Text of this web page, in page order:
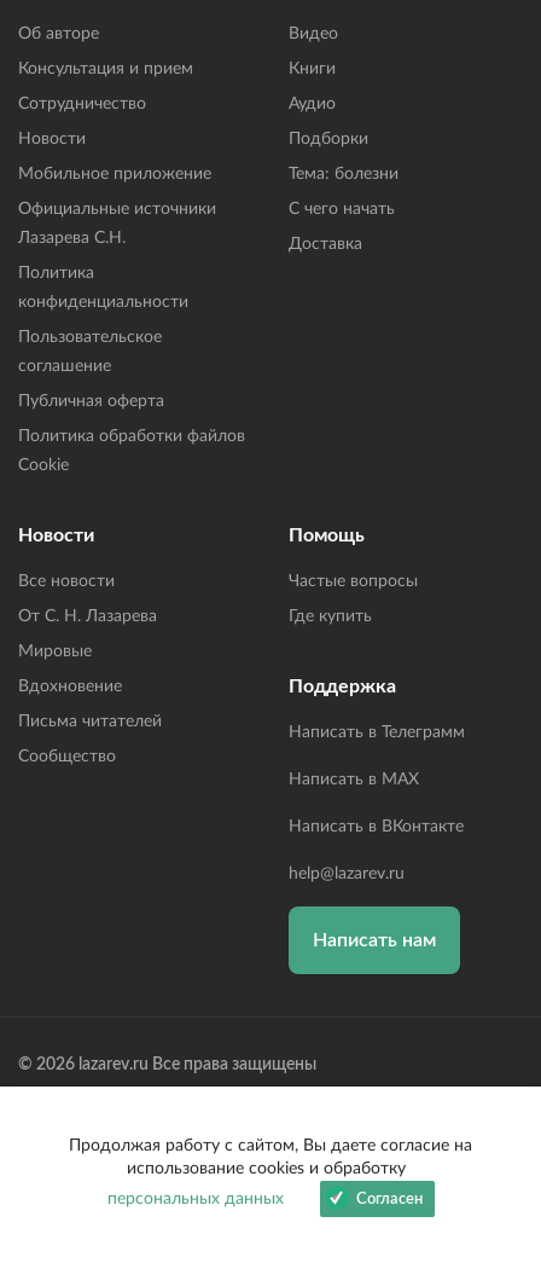
Об авторе
Консультация и прием
Сотрудничество
Новости
Мобильное приложение
Официальные источники
Лазарева С.Н.
Политика
конфиденциальности
Пользовательское
соглашение
Публичная оферта
Политика обработки файлов
Cookie
Видео
Книги
Аудио
Подборки
Тема: болезни
С чего начать
Доставка
Новости
Все новости
От С. Н. Лазарева
Мировые
Вдохновение
Письма читателей
Сообщество
Помощь
Частые вопросы
Где купить
Поддержка
Написать в Телеграмм
Написать в MAX
Написать в ВКонтакте
help@lazarev.ru
Написать нам
© 2026 lazarev.ru Все права защищены
Банк: ОАО "АЛЬФА-БАНК" БИК: 044525593, К/С:
30101810200000000593
Продолжая работу с сайтом, Вы даете согласие на
использование cookies и обработку
персональных данных
Согласен